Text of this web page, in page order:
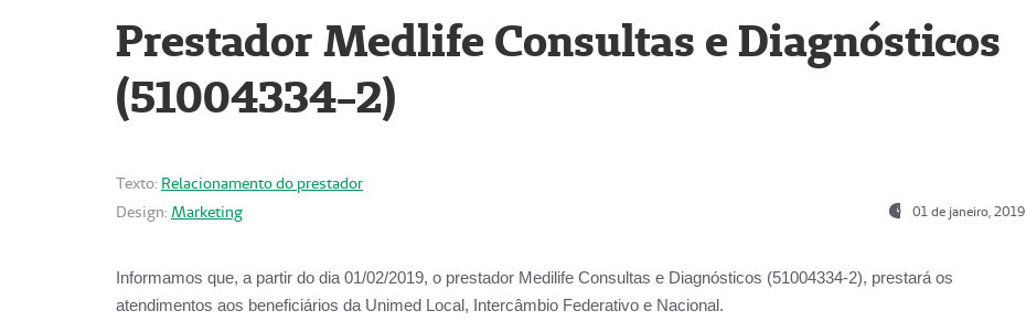
Prestador Medlife Consultas e Diagnósticos
(51004334-2)
Texto: Relacionamento do prestador
Design: Marketing 01 de janeiro, 2019
Informamos que, a partir do dia 01/02/2019, o prestador Medilife Consultas e Diagnósticos (51004334-2), prestará os
atendimentos aos beneficiários da Unimed Local, Intercâmbio Federativo e Nacional.